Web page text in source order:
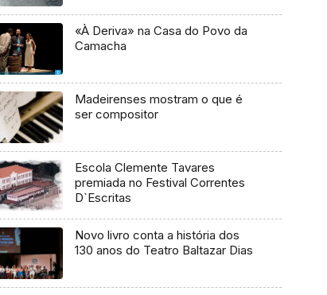
«À Deriva» na Casa do Povo da
Camacha
Madeirenses mostram o que é
ser compositor
Escola Clemente Tavares
premiada no Festival Correntes
D`Escritas
Novo livro conta a história dos
130 anos do Teatro Baltazar Dias